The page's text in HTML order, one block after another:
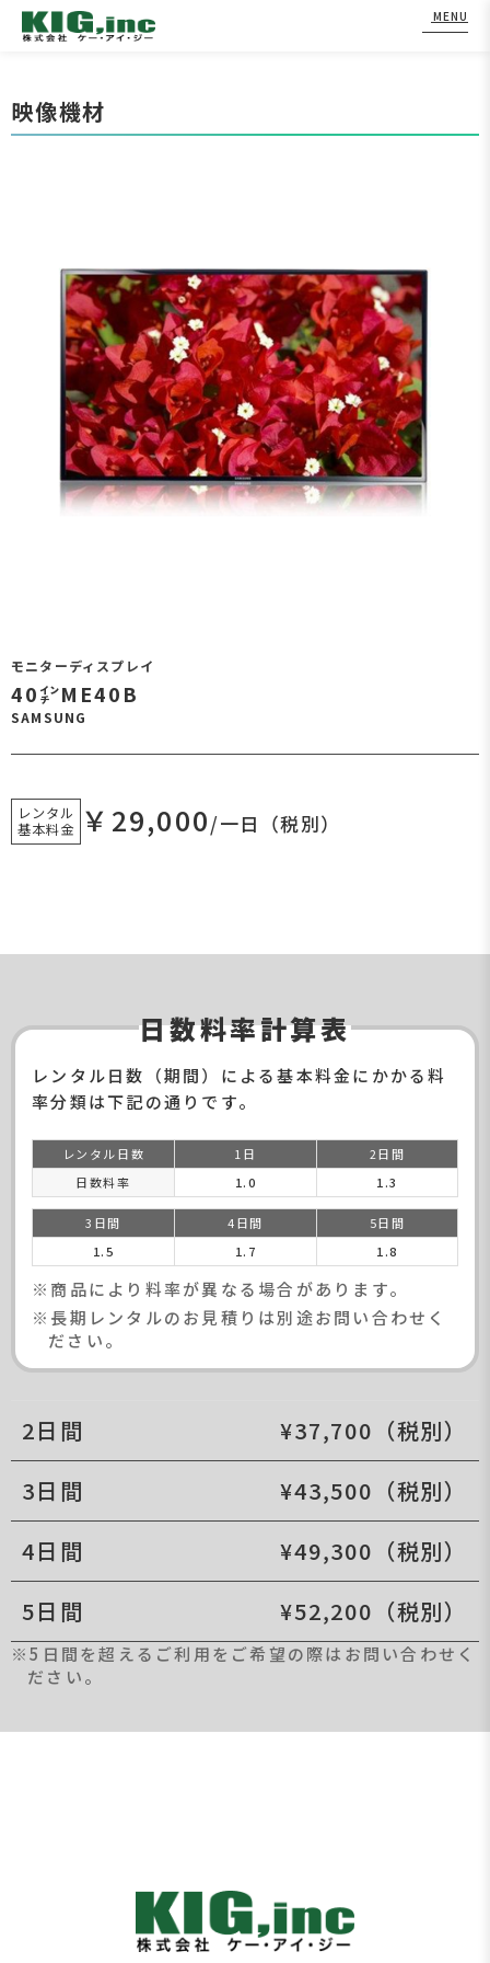
to
content
MENU
映像機材
モニターディスプレイ
40㌅ME40B
SAMSUNG
レンタル
基本料金
￥29,000/一日（税別）
日数料率計算表
レンタル日数（期間）による基本料金にかかる料
率分類は下記の通りです。
レンタル日数 1日
2日間
日数料率
1.0 1.3
3日間 4日間
5日間
1.5
1.7 1.8
※商品により料率が異なる場合があります。
※長期レンタルのお見積りは別途お問い合わせく
ださい。
2日間
¥37,700（税別）
3日間
¥43,500（税別）
4日間
¥49,300（税別）
5日間
¥52,200（税別）
※5日間を超えるご利用をご希望の際はお問い合わせく
ださい。